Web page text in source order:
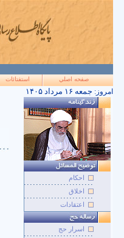
صفحه اصلي استفتائات
امروز: ۱۴۰۵ جمعه ۱۶ مرداد
احکام
اخلاق
اعتقادات
اسرار حج